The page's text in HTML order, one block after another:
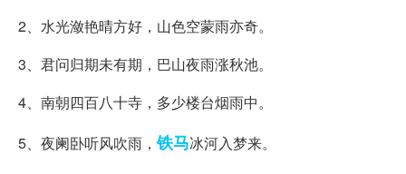
2、水光潋艳晴方好，山色空蒙雨亦奇。
3、君问归期未有期，巴山夜雨涨秋池。
4、南朝四百八十寺，多少楼台烟雨中。
5、夜阑卧听风吹雨，铁马冰河入梦来。